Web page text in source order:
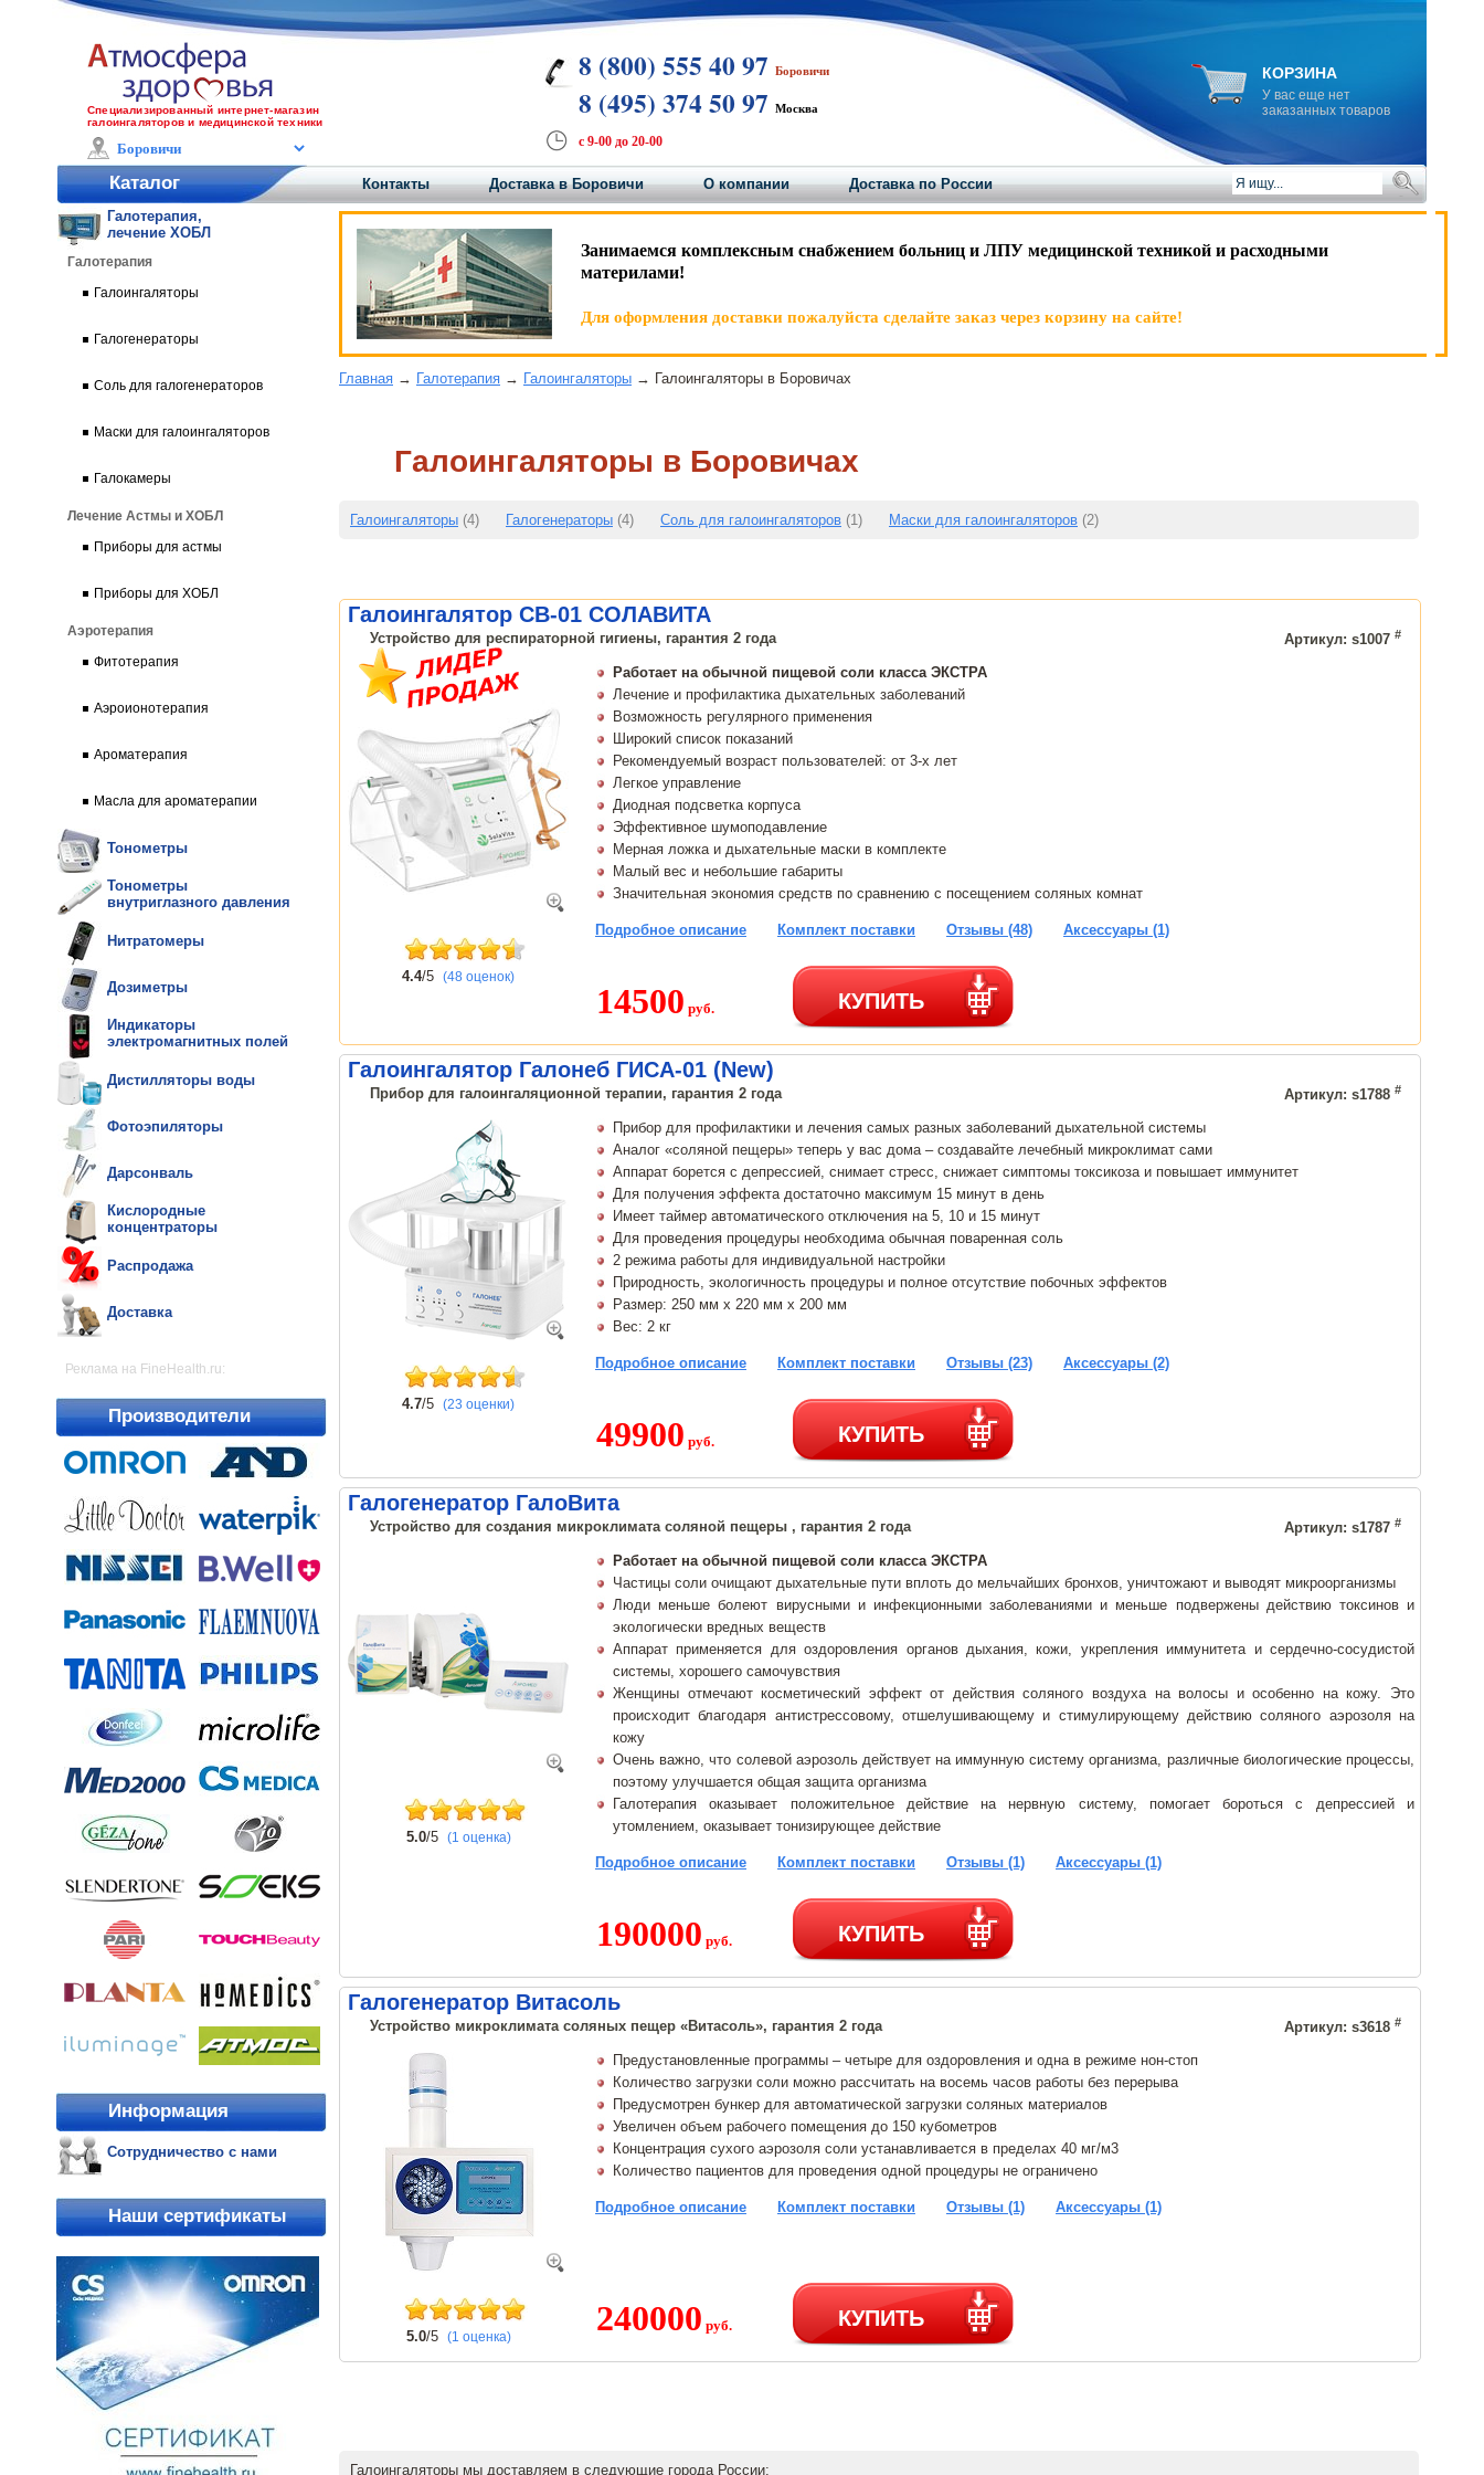
Специализированный интернет-магазин
галоингаляторов и медицинской техники
8 (800) 555 40 97 Боровичи
8 (495) 374 50 97 Москва
с 9-00 до 20-00
КОРЗИНА
У вас еще нет
заказанных товаров
Каталог Контакты Доставка в Боровичи О компании
Доставка по России
Галотерапия,
лечение ХОБЛ
Галотерапия
Галоингаляторы
Галогенераторы
Соль для галогенераторов
Маски для галоингаляторов
Галокамеры
Лечение Астмы и ХОБЛ
Приборы для астмы
Приборы для ХОБЛ
Аэротерапия
Фитотерапия
Аэроионотерапия
Ароматерапия
Масла для ароматерапии
Тонометры
Тонометры
внутриглазного давления
Нитратомеры
Дозиметры
Индикаторы
электромагнитных полей
Дистилляторы воды
Фотоэпиляторы
Дарсонваль
Кислородные
концентраторы
Распродажа
Доставка
Реклама на FineHealth.ru:
Производители
Информация
Сотрудничество с нами
Наши сертификаты
Занимаемся комплексным снабжением больниц и ЛПУ медицинской техникой и расходными
материлами!
Для оформления доставки пожалуйста сделайте заказ через корзину на сайте!
Главная → Галотерапия → Галоингаляторы → Галоингаляторы в Боровичах
Галоингаляторы в Боровичах
Галоингаляторы (4) Галогенераторы (4) Соль для галоингаляторов (1) Маски для галоингаляторов (2)
Галоингалятор CB-01 СОЛАВИТА
Устройство для респираторной гигиены, гарантия 2 года Артикул: s1007 #
4.4/5 (48 оценок)
Работает на обычной пищевой соли класса ЭКСТРА
Лечение и профилактика дыхательных заболеваний
Возможность регулярного применения
Широкий список показаний
Рекомендуемый возраст пользователей: от 3-х лет
Легкое управление
Диодная подсветка корпуса
Эффективное шумоподавление
Мерная ложка и дыхательные маски в комплекте
Малый вес и небольшие габариты
Значительная экономия средств по сравнению с посещением соляных комнат
Подробное описание Комплект поставки Отзывы (48) Аксессуары (1)
14500 руб. КУПИТЬ
Галоингалятор Галонеб ГИСА-01 (New)
Прибор для галоингаляционной терапии, гарантия 2 года Артикул: s1788 #
4.7/5 (23 оценки)
Прибор для профилактики и лечения самых разных заболеваний дыхательной системы
Аналог «соляной пещеры» теперь у вас дома – создавайте лечебный микроклимат сами
Аппарат борется с депрессией, снимает стресс, снижает симптомы токсикоза и повышает иммунитет
Для получения эффекта достаточно максимум 15 минут в день
Имеет таймер автоматического отключения на 5, 10 и 15 минут
Для проведения процедуры необходима обычная поваренная соль
2 режима работы для индивидуальной настройки
Природность, экологичность процедуры и полное отсутствие побочных эффектов
Размер: 250 мм х 220 мм х 200 мм
Вес: 2 кг
Подробное описание Комплект поставки Отзывы (23) Аксессуары (2)
49900 руб. КУПИТЬ
Галогенератор ГалоВита
Устройство для создания микроклимата соляной пещеры , гарантия 2 года Артикул: s1787 #
5.0/5 (1 оценка)
Работает на обычной пищевой соли класса ЭКСТРА
Частицы соли очищают дыхательные пути вплоть до мельчайших бронхов, уничтожают и выводят микроорганизмы
Люди меньше болеют вирусными и инфекционными заболеваниями и меньше подвержены действию токсинов и
экологически вредных веществ
Аппарат применяется для оздоровления органов дыхания, кожи, укрепления иммунитета и сердечно-сосудистой
системы, хорошего самочувствия
Женщины отмечают косметический эффект от действия соляного воздуха на волосы и особенно на кожу. Это
происходит благодаря антистрессовому, отшелушивающему и стимулирующему действию соляного аэрозоля на
кожу
Очень важно, что солевой аэрозоль действует на иммунную систему организма, различные биологические процессы,
поэтому улучшается общая защита организма
Галотерапия оказывает положительное действие на нервную систему, помогает бороться с депрессией и
утомлением, оказывает тонизирующее действие
Подробное описание Комплект поставки Отзывы (1) Аксессуары (1)
190000 руб. КУПИТЬ
Галогенератор Витасоль
Устройство микроклимата соляных пещер «Витасоль», гарантия 2 года Артикул: s3618 #
5.0/5 (1 оценка)
Предустановленные программы – четыре для оздоровления и одна в режиме нон-стоп
Количество загрузки соли можно рассчитать на восемь часов работы без перерыва
Предусмотрен бункер для автоматической загрузки соляных материалов
Увеличен объем рабочего помещения до 150 кубометров
Концентрация сухого аэрозоля соли устанавливается в пределах 40 мг/м3
Количество пациентов для проведения одной процедуры не ограничено
Подробное описание Комплект поставки Отзывы (1) Аксессуары (1)
240000 руб. КУПИТЬ
Галоингаляторы мы доставляем в следующие города России: